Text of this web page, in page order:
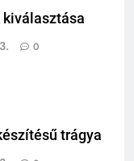
kiválasztása
0
trágya